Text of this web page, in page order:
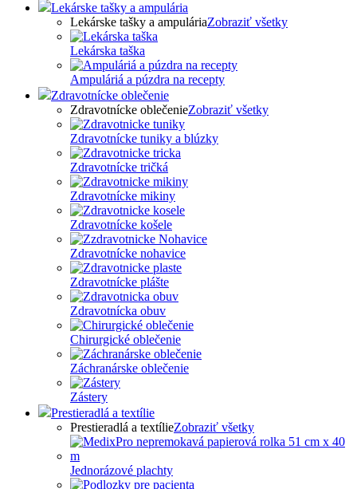
Lekárske tašky a ampulária
Lekárske tašky a ampuláriaZobraziť všetky
Lekárska taška
Ampuláriá a púzdra na recepty
Zdravotnícke oblečenie
Zdravotnícke oblečenieZobraziť všetky
Zdravotnícke tuniky a blúzky
Zdravotnícke tričká
Zdravotnícke mikiny
Zdravotnícke košele
Zdravotnícke nohavice
Zdravotnícke plášte
Zdravotnícka obuv
Chirurgické oblečenie
Záchranárske oblečenie
Zástery
Prestieradlá a textílie
Prestieradlá a textílieZobraziť všetky
Jednorázové plachty